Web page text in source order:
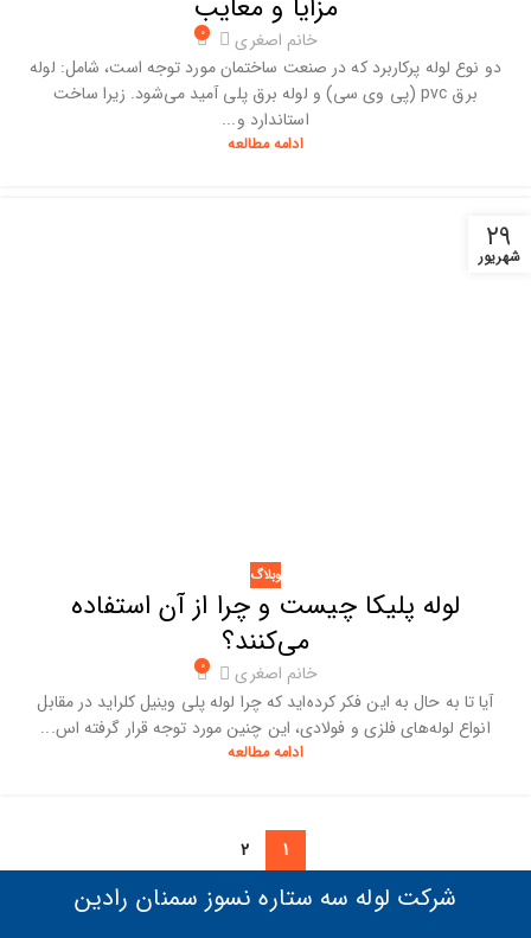
خانم اصغری ۰
دو نوع لوله پرکاربرد که در صنعت ساختمان مورد توجه است، شامل: لوله
برق pvc (پی وی سی) و لوله برق پلی آمید می‌شود. زیرا ساخت
استاندارد و...
ادامه مطالعه
۲۹
شهریور
وبلاگ
لوله پلیکا چیست و چرا از آن استفاده
می‌کنند؟
خانم اصغری ۰
آیا تا به حال به این فکر کرده‌اید که چرا لوله پلی وینیل کلراید در مقابل
انواع لوله‌های فلزی و فولادی، این ‌چنین مورد توجه قرار گرفته اس...
ادامه مطالعه
1
2
شرکت لوله سه ستاره نسوز سمنان رادین